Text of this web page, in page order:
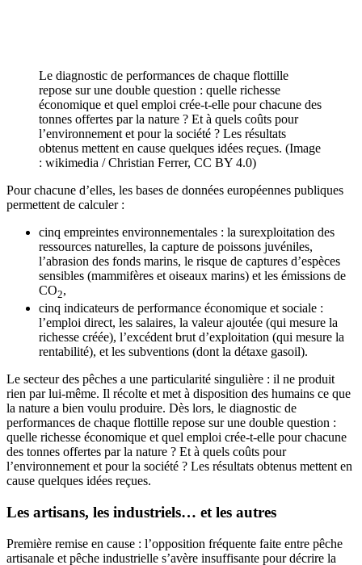
Le diagnostic de performances de chaque flottille
repose sur une double question : quelle richesse
économique et quel emploi crée-t-elle pour chacune des
tonnes offertes par la nature ? Et à quels coûts pour
l’environnement et pour la société ? Les résultats
obtenus mettent en cause quelques idées reçues. (Image
: wikimedia / Christian Ferrer, CC BY 4.0)
Pour chacune d’elles, les bases de données européennes publiques
permettent de calculer :
cinq empreintes environnementales : la surexploitation des
ressources naturelles, la capture de poissons juvéniles,
l’abrasion des fonds marins, le risque de captures d’espèces
sensibles (mammifères et oiseaux marins) et les émissions de
CO2,
cinq indicateurs de performance économique et sociale :
l’emploi direct, les salaires, la valeur ajoutée (qui mesure la
richesse créée), l’excédent brut d’exploitation (qui mesure la
rentabilité), et les subventions (dont la détaxe gasoil).
Le secteur des pêches a une particularité singulière : il ne produit
rien par lui-même. Il récolte et met à disposition des humains ce que
la nature a bien voulu produire. Dès lors, le diagnostic de
performances de chaque flottille repose sur une double question :
quelle richesse économique et quel emploi crée-t-elle pour chacune
des tonnes offertes par la nature ? Et à quels coûts pour
l’environnement et pour la société ? Les résultats obtenus mettent en
cause quelques idées reçues.
Les artisans, les industriels… et les autres
Première remise en cause : l’opposition fréquente faite entre pêche
artisanale et pêche industrielle s’avère insuffisante pour décrire la